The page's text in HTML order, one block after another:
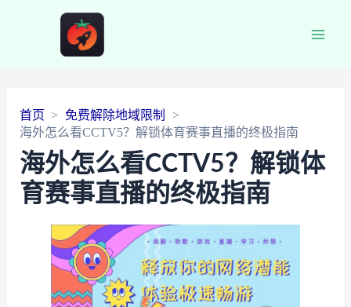
首页
免费解除地域限制
海外怎么看CCTV5？解锁体育赛事直播的终极指南
海外怎么看CCTV5？解锁体
育赛事直播的终极指南